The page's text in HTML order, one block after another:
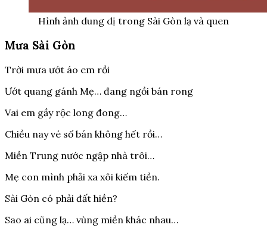
Hình ảnh dung dị trong Sài Gòn lạ và quen
Mưa Sài Gòn
Trời mưa ướt áo em rồi
Ướt quang gánh Mẹ… đang ngồi bán rong
Vai em gầy rộc long đong…
Chiều nay vé số bán không hết rồi…
Miền Trung nước ngập nhà trôi…
Mẹ con mình phải xa xôi kiếm tiền.
Sài Gòn có phải đất hiền?
Sao ai cũng lạ… vùng miền khác nhau…